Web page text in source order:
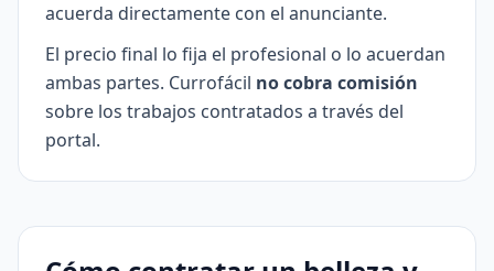
acuerda directamente con el anunciante.
El precio final lo fija el profesional o lo acuerdan
ambas partes. Currofácil no cobra comisión
sobre los trabajos contratados a través del
portal.